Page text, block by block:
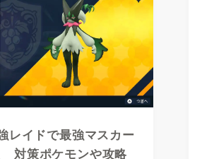
レイドで最強マスカー
対策ポケモンや攻略